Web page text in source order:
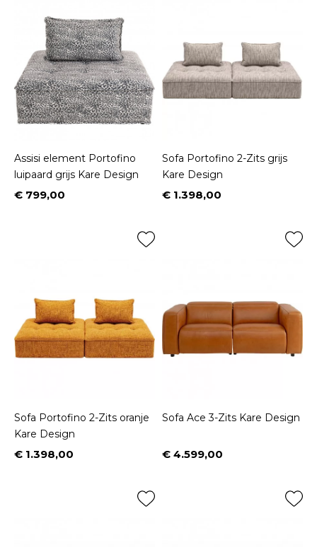
Assisi element Portofino
luipaard grijs Kare Design
Prijs
€ 799,00
Sofa Portofino 2-Zits grijs
Kare Design
Prijs
€ 1.398,00
Sofa Portofino 2-Zits oranje
Kare Design
Prijs
€ 1.398,00
Sofa Ace 3-Zits Kare Design
Prijs
€ 4.599,00